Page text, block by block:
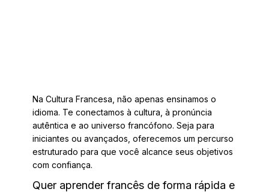
Na Cultura Francesa, não apenas ensinamos o
idioma. Te conectamos à cultura, à pronúncia
autêntica e ao universo francófono. Seja para
iniciantes ou avançados, oferecemos um percurso
estruturado para que você alcance seus objetivos
com confiança.
Quer aprender francês de forma rápida e